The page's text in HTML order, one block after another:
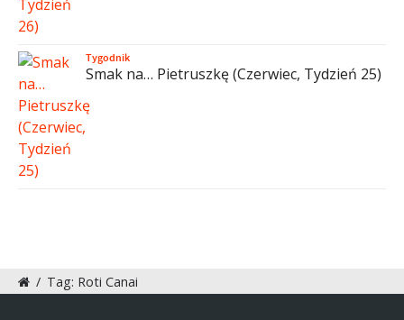
Tygodnik
Smak na… Pietruszkę (Czerwiec, Tydzień 25)
/ Tag: Roti Canai